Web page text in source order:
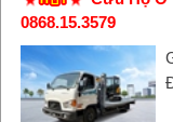
0868.15.3579